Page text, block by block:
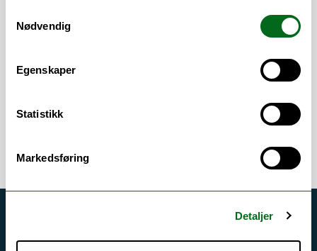
Nødvendig
Egenskaper
Statistikk
Markedsføring
Detaljer
Eg gjer forskingsformidling, nyheiter frå
seksjon for kommunikasjon. Leiar